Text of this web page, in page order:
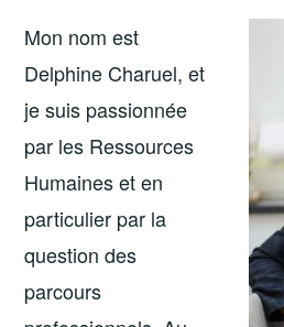
Mon nom est
Delphine Charuel, et
je suis passionnée
par les Ressources
Humaines et en
particulier par la
question des
parcours